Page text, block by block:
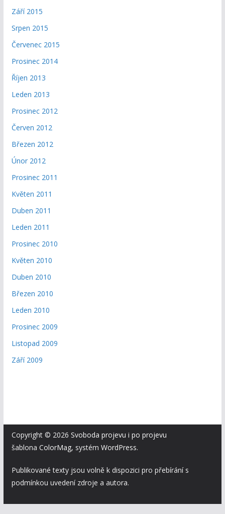
Září 2015
Srpen 2015
Červenec 2015
Prosinec 2014
Říjen 2013
Leden 2013
Prosinec 2012
Červen 2012
Březen 2012
Únor 2012
Prosinec 2011
Květen 2011
Duben 2011
Leden 2011
Prosinec 2010
Květen 2010
Duben 2010
Březen 2010
Leden 2010
Prosinec 2009
Listopad 2009
Září 2009
Copyright © 2026 Svoboda projevu i po projevu
šablona ColorMag, systém WordPress.
Publikované texty jsou volně k dispozici pro přebírání s
podmínkou uvedení zdroje a autora.